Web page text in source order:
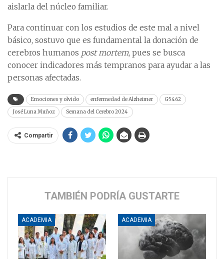
aislarla del núcleo familiar.
Para continuar con los estudios de este mal a nivel
básico, sostuvo que es fundamental la donación de
cerebros humanos post mortem, pues se busca
conocer indicadores más tempranos para ayudar a las
personas afectadas.
Emociones y olvido enfermedad de Alzheimer
G5462
José Luna Muñoz
Semana del Cerebro 2024
Compartir
TAMBIÉN PODRÍA GUSTARTE
ACADEMIA ACADEMIA